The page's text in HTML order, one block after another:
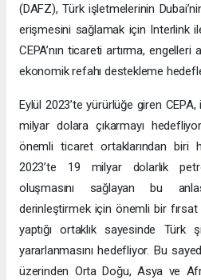
(DAFZ), Türk işletmelerinin
erişmesini sağlamak için Interlink
CEPA’nın ticareti artırma,
ekonomik refahı destekleme
Eylül 2023’te yürürlüğe giren
milyar dolara çıkarmayı
önemli ticaret ortaklarından biri
2023’te 19 milyar dolarlık
oluşmasını sağlayan bu
derinleştirmek için önemli bir
yaptığı ortaklık sayesinde Türk
yararlanmasını hedefliyor. Bu
üzerinden Orta Doğu, Asya ve